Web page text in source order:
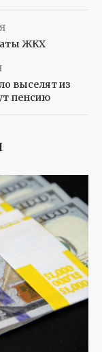
ЖКХ
выселят из
пенсию